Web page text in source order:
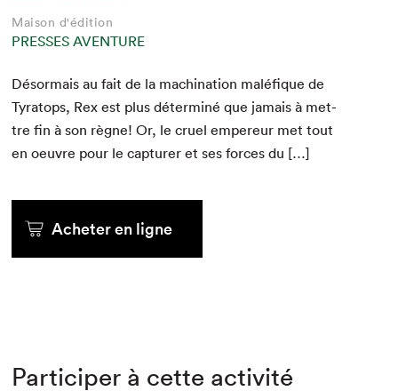
Maison d'édition
PRESSES AVENTURE
Désor­mais au fait de la machi­na­tion malé­fique de
Tyratops, Rex est plus déter­miné que jamais à met­
tre fin à son règne! Or, le cru­el empereur met tout
en oeu­vre pour le cap­tur­er et ses forces du […]
Acheter en ligne
Participer à cette activité